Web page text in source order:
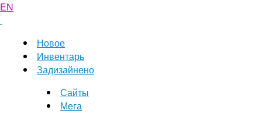
EN
Новое
Инвентарь
Задизайнено
Сайты
Мега